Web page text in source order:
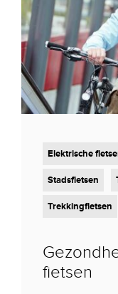
Elektrische
Stadsfietsen
Trekkingfietsen
fietsen